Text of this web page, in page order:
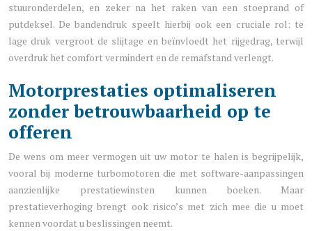
stuuronderdelen, en zeker na het raken van een stoeprand of
putdeksel. De bandendruk speelt hierbij ook een cruciale rol: te
lage druk vergroot de slijtage en beïnvloedt het rijgedrag, terwijl
overdruk het comfort vermindert en de remafstand verlengt.
Motorprestaties optimaliseren
zonder betrouwbaarheid op te
offeren
De wens om meer vermogen uit uw motor te halen is begrijpelijk,
vooral bij moderne turbomotoren die met software-aanpassingen
aanzienlijke prestatiewinsten kunnen boeken. Maar
prestatieverhoging brengt ook risico’s met zich mee die u moet
kennen voordat u beslissingen neemt.